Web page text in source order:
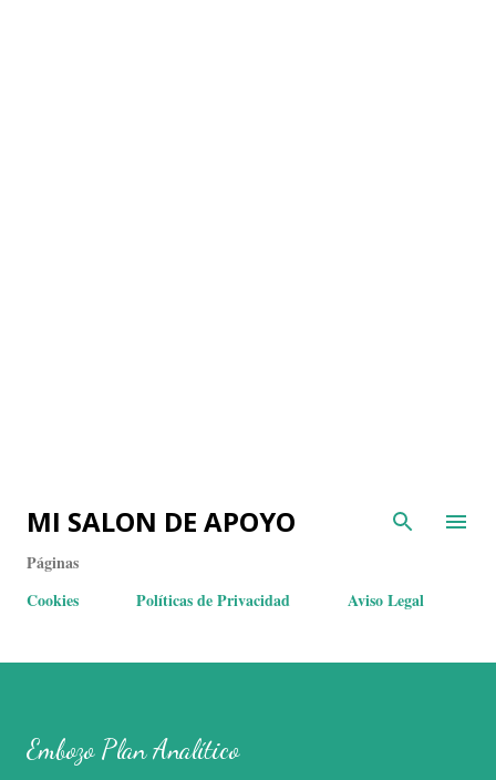
MI SALON DE APOYO
Páginas
Cookies
Políticas de Privacidad Aviso Legal
Embozo Plan Analítico